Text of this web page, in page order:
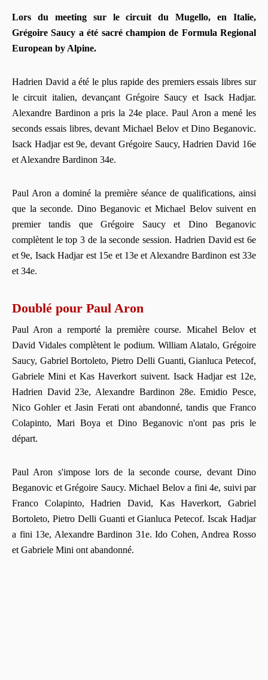
Lors du meeting sur le circuit du Mugello, en Italie,
Grégoire Saucy a été sacré champion de Formula Regional
European by Alpine.
Hadrien David a été le plus rapide des premiers essais libres sur
le circuit italien, devançant Grégoire Saucy et Isack Hadjar.
Alexandre Bardinon a pris la 24e place. Paul Aron a mené les
seconds essais libres, devant Michael Belov et Dino Beganovic.
Isack Hadjar est 9e, devant Grégoire Saucy, Hadrien David 16e
et Alexandre Bardinon 34e.
Paul Aron a dominé la première séance de qualifications, ainsi
que la seconde. Dino Beganovic et Michael Belov suivent en
premier tandis que Grégoire Saucy et Dino Beganovic
complètent le top 3 de la seconde session. Hadrien David est 6e
et 9e, Isack Hadjar est 15e et 13e et Alexandre Bardinon est 33e
et 34e.
Doublé pour Paul Aron
Paul Aron a remporté la première course. Micahel Belov et
David Vidales complètent le podium. William Alatalo, Grégoire
Saucy, Gabriel Bortoleto, Pietro Delli Guanti, Gianluca Petecof,
Gabriele Mini et Kas Haverkort suivent. Isack Hadjar est 12e,
Hadrien David 23e, Alexandre Bardinon 28e. Emidio Pesce,
Nico Gohler et Jasin Ferati ont abandonné, tandis que Franco
Colapinto, Mari Boya et Dino Beganovic n'ont pas pris le
départ.
Paul Aron s'impose lors de la seconde course, devant Dino
Beganovic et Grégoire Saucy. Michael Belov a fini 4e, suivi par
Franco Colapinto, Hadrien David, Kas Haverkort, Gabriel
Bortoleto, Pietro Delli Guanti et Gianluca Petecof. Iscak Hadjar
a fini 13e, Alexandre Bardinon 31e. Ido Cohen, Andrea Rosso
et Gabriele Mini ont abandonné.